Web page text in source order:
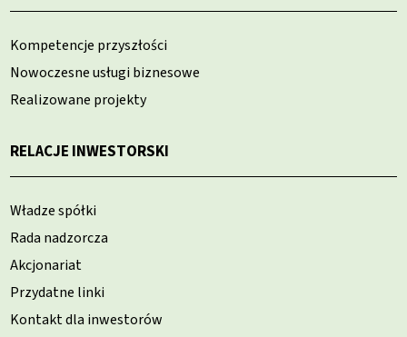
Kompetencje przyszłości
Nowoczesne usługi biznesowe
Realizowane projekty
RELACJE INWESTORSKI
Władze spółki
Rada nadzorcza
Akcjonariat
Przydatne linki
Kontakt dla inwestorów